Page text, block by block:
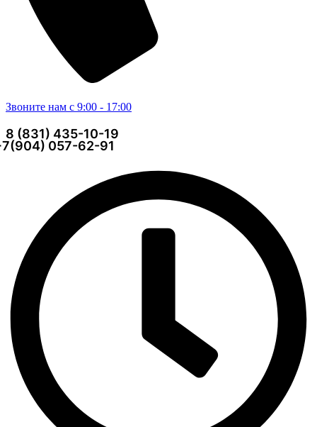
Звоните нам с 9:00 - 17:00
8 (831) 435-10-19
057-62-91